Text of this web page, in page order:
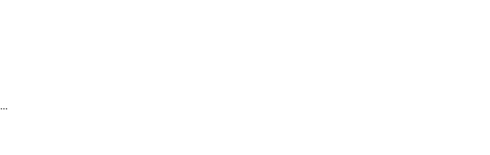
老豆腐,猪肉糜,葱姜水,香菇,淀粉,白胡椒粉,料酒,盐,姜,葱,酱汁：,熟南瓜泥,蚝油,糖,沸水,盐,胡椒粉,水淀粉